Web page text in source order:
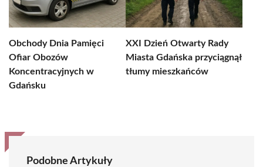
Obchody Dnia Pamięci
Ofiar Obozów
Koncentracyjnych w
Gdańsku
XXI Dzień Otwarty Rady
Miasta Gdańska przyciągnął
tłumy mieszkańców
Podobne Artykuły